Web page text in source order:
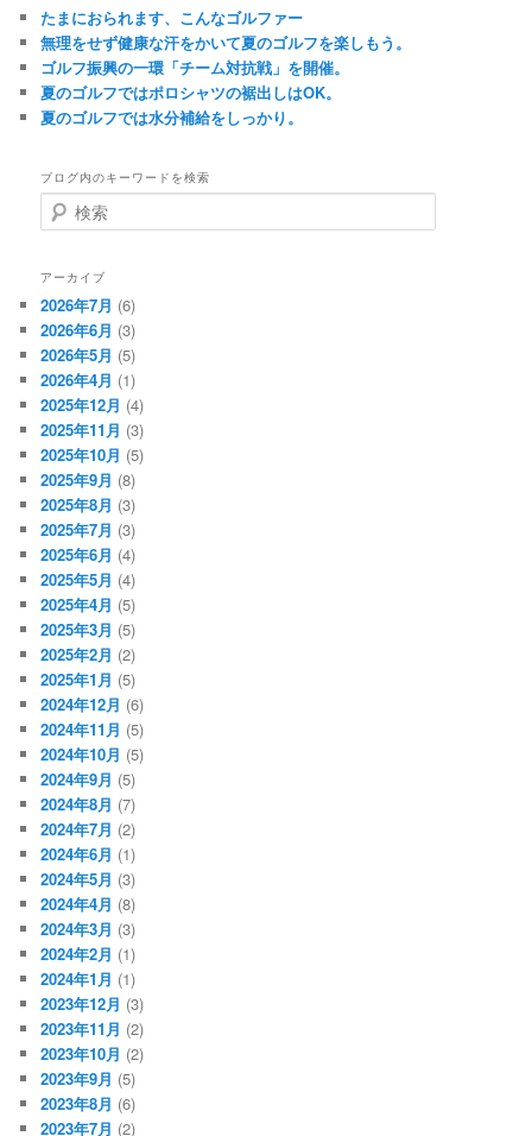
たまにおられます、こんなゴルファー
無理をせず健康な汗をかいて夏のゴルフを楽しもう。
ゴルフ振興の一環「チーム対抗戦」を開催。
夏のゴルフではポロシャツの裾出しはOK。
夏のゴルフでは水分補給をしっかり。
ブログ内のキーワードを検索
検
索
アーカイブ
2026年7月 (6)
2026年6月 (3)
2026年5月 (5)
2026年4月 (1)
2025年12月 (4)
2025年11月 (3)
2025年10月 (5)
2025年9月 (8)
2025年8月 (3)
2025年7月 (3)
2025年6月 (4)
2025年5月 (4)
2025年4月 (5)
2025年3月 (5)
2025年2月 (2)
2025年1月 (5)
2024年12月 (6)
2024年11月 (5)
2024年10月 (5)
2024年9月 (5)
2024年8月 (7)
2024年7月 (2)
2024年6月 (1)
2024年5月 (3)
2024年4月 (8)
2024年3月 (3)
2024年2月 (1)
2024年1月 (1)
2023年12月 (3)
2023年11月 (2)
2023年10月 (2)
2023年9月 (5)
2023年8月 (6)
2023年7月 (2)